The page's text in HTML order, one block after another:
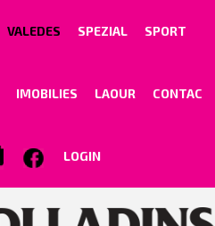
VALEDES SPEZIAL SPORT
IMOBILIES LAOUR CONTAC
LOGIN